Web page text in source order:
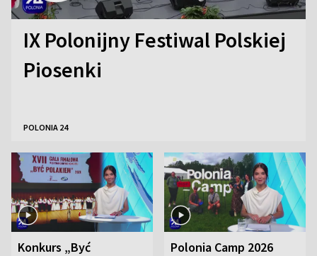
IX Polonijny Festiwal Polskiej
Piosenki
POLONIA 24
Konkurs „Być
Polonia Camp 2026